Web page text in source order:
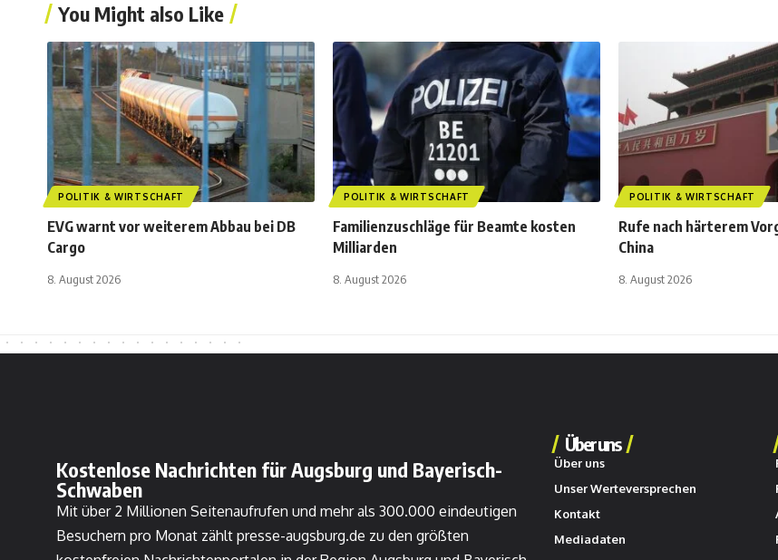
You Might also Like
POLITIK & WIRTSCHAFT
EVG warnt vor weiterem Abbau bei DB
Cargo
8. August 2026
POLITIK & WIRTSCHAFT
Familienzuschläge für Beamte kosten
Milliarden
8. August 2026
POLITIK & WIRTSCHAFT
Rufe nach härterem
China
8. August 2026
Kostenlose Nachrichten für Augsburg und Bayerisch-
Schwaben
Mit über 2 Millionen Seitenaufrufen und mehr als 300.000 eindeutigen
Besuchern pro Monat zählt presse-augsburg.de zu den größten
Über uns
Über uns
Unser Werteversprechen
Kontakt
Mediadaten